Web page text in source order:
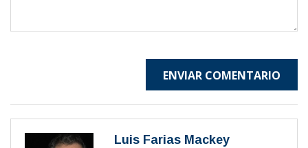
ENVIAR COMENTARIO
Luis Farias Mackey